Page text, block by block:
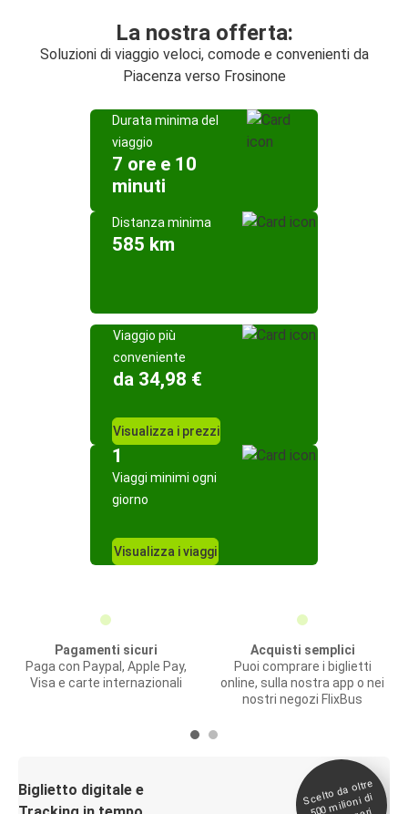
La nostra offerta:
Soluzioni di viaggio veloci, comode e convenienti da
Piacenza verso Frosinone
Durata minima del
viaggio
7 ore e 10
minuti
Distanza minima
585 km
Viaggio più
conveniente
da 34,98 €
Visualizza i prezzi
1
Viaggi minimi ogni
giorno
Visualizza i viaggi
Pagamenti sicuri
Paga con Paypal, Apple Pay,
Visa e carte internazionali
Acquisti semplici
Puoi comprare i biglietti
online, sulla nostra app o nei
nostri negozi FlixBus
Biglietto digitale e
Scelto da oltre
500
milioni di